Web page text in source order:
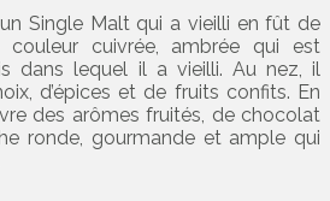
Single Malt qui a vieilli en fût de
cuivrée, ambrée qui est
dans lequel il a vieilli. Au nez, il
d’épices et de fruits confits. En
des arômes fruités, de chocolat
ronde, gourmande et ample qui